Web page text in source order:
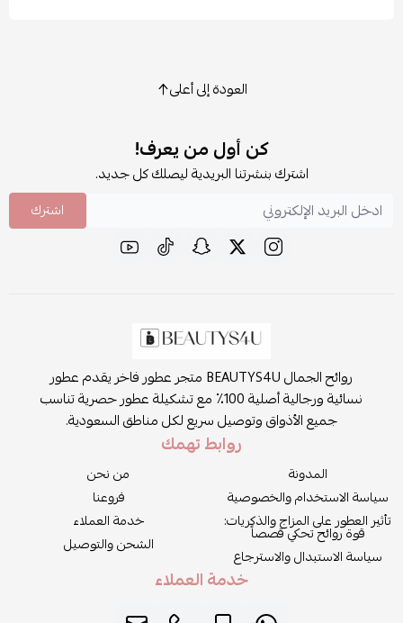
العودة إلى أعلى
كن أول من يعرف!
اشترك بنشرتنا البريدية ليصلك كل جديد.
اشترك
روائح الجمال BEAUTYS4U متجر عطور فاخر يقدم عطور
نسائية ورجالية أصلية 100٪ مع تشكيلة عطور حصرية تناسب
جميع الأذواق وتوصيل سريع لكل مناطق السعودية.
روابط تهمك
المدونة
سياسة الاستخدام والخصوصية
تأثير العطور على المزاج والذكريات:
قوة روائح تحكي قصصاً
سياسة الاستبدال والاسترجاع
من نحن
فروعنا
خدمة العملاء
الشحن والتوصيل
خدمة العملاء